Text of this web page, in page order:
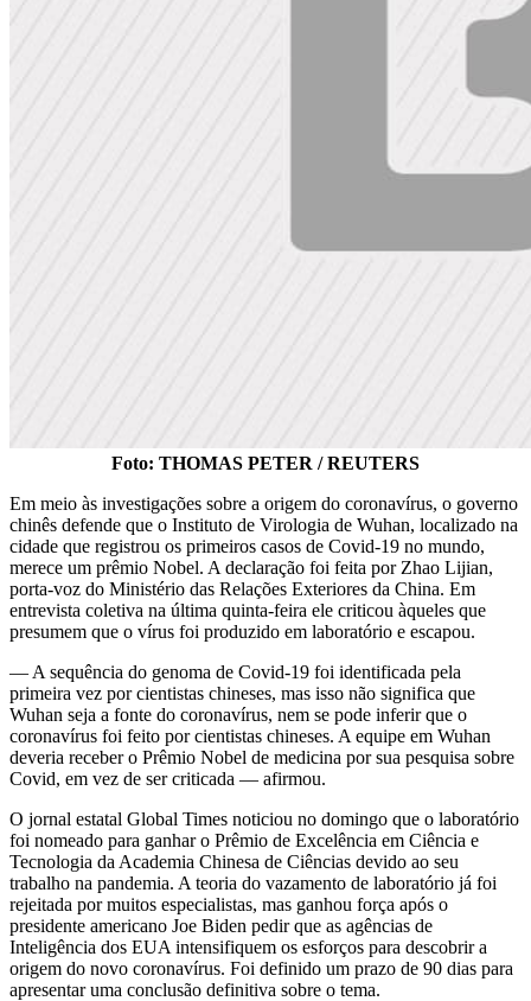
Foto: THOMAS PETER / REUTERS
Em meio às investigações sobre a origem do coronavírus, o governo
chinês defende que o Instituto de Virologia de Wuhan, localizado na
cidade que registrou os primeiros casos de Covid-19 no mundo,
merece um prêmio Nobel. A declaração foi feita por Zhao Lijian,
porta-voz do Ministério das Relações Exteriores da China. Em
entrevista coletiva na última quinta-feira ele criticou àqueles que
presumem que o vírus foi produzido em laboratório e escapou.
— A sequência do genoma de Covid-19 foi identificada pela
primeira vez por cientistas chineses, mas isso não significa que
Wuhan seja a fonte do coronavírus, nem se pode inferir que o
coronavírus foi feito por cientistas chineses. A equipe em Wuhan
deveria receber o Prêmio Nobel de medicina por sua pesquisa sobre
Covid, em vez de ser criticada — afirmou.
O jornal estatal Global Times noticiou no domingo que o laboratório
foi nomeado para ganhar o Prêmio de Excelência em Ciência e
Tecnologia da Academia Chinesa de Ciências devido ao seu
trabalho na pandemia. A teoria do vazamento de laboratório já foi
rejeitada por muitos especialistas, mas ganhou força após o
presidente americano Joe Biden pedir que as agências de
Inteligência dos EUA intensifiquem os esforços para descobrir a
origem do novo coronavírus. Foi definido um prazo de 90 dias para
apresentar uma conclusão definitiva sobre o tema.